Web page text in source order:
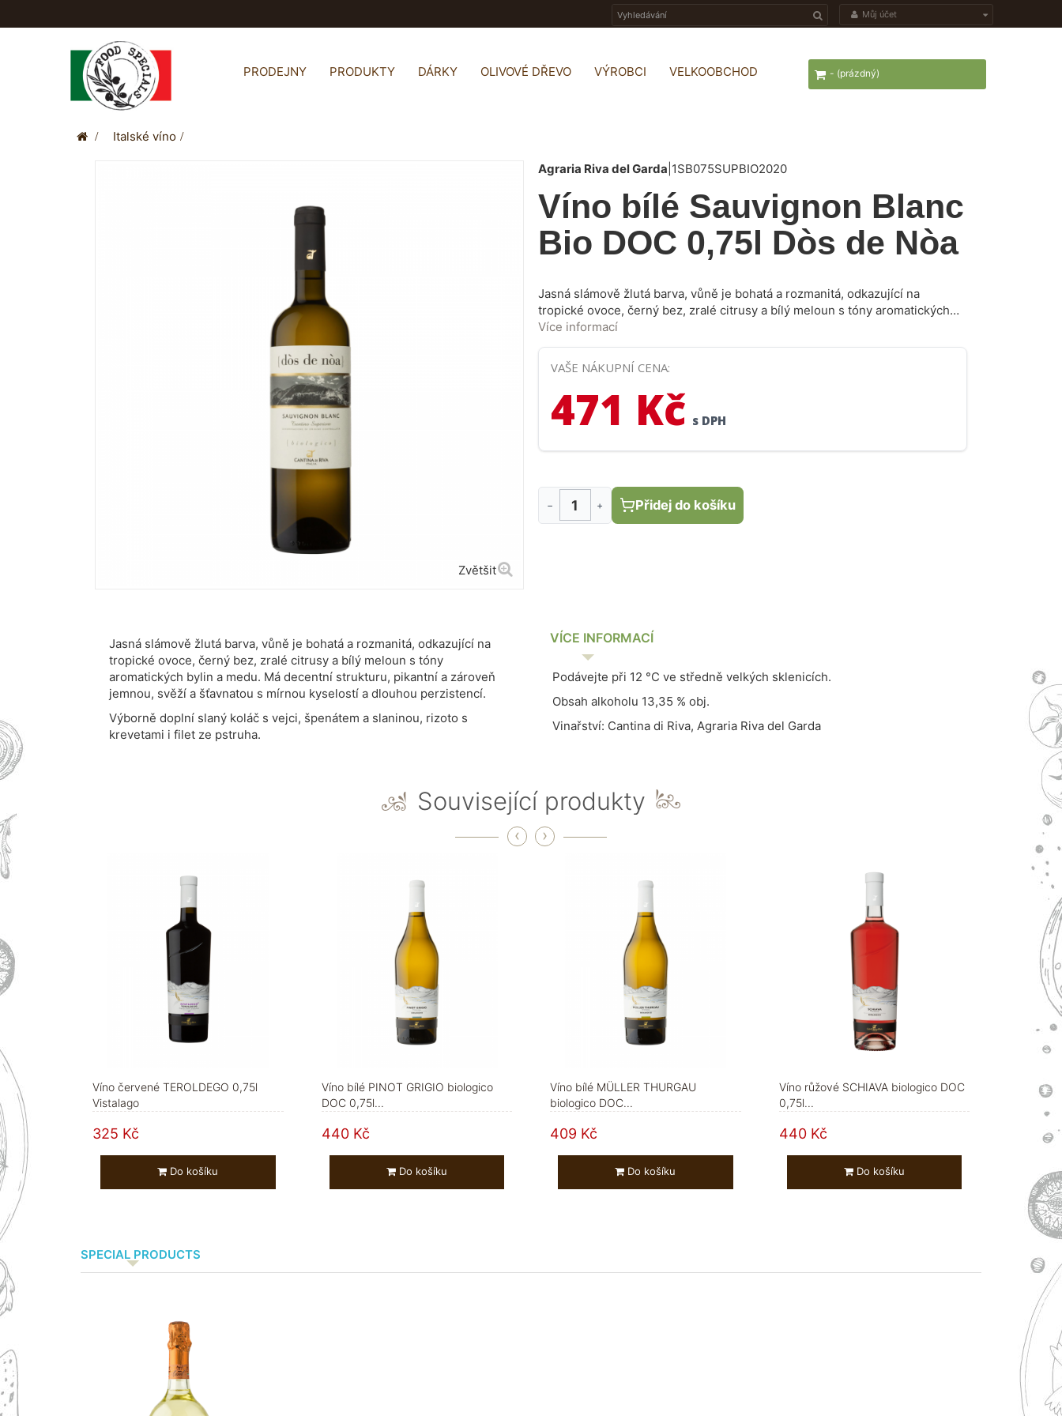
Můj účet
PRODEJNY PRODUKTY DÁRKY OLIVOVÉ DŘEVO VÝROBCI VELKOOBCHOD - (prázdný)
> Italské víno >
Zvětšit
Agraria Riva del Garda 1SB075SUPBIO2020
Víno bílé Sauvignon Blanc
Bio DOC 0,75l Dòs de Nòa
Jasná slámově žlutá barva, vůně je bohatá a rozmanitá, odkazující na
tropické ovoce, černý bez, zralé citrusy a bílý meloun s tóny aromatických
bylin a medu. Má decentní strukturu, pikantní a zároveň jemnou, svěží a
koláč s vejci, špenátem a slaninou, rizoto s krevetami i filet ze pstruha.
Více informací
VAŠE NÁKUPNÍ CENA:
471 Kč s DPH
− + Přidej do košíku
Jasná slámově žlutá barva, vůně je bohatá a rozmanitá, odkazující na
tropické ovoce, černý bez, zralé citrusy a bílý meloun s tóny
aromatických bylin a medu. Má decentní strukturu, pikantní a zároveň
jemnou, svěží a šťavnatou s mírnou kyselostí a dlouhou perzistencí.
Výborně doplní slaný koláč s vejci, špenátem a slaninou, rizoto s
krevetami i filet ze pstruha.
VÍCE INFORMACÍ
Podávejte při 12 °C ve středně velkých sklenicích.
Obsah alkoholu 13,35 % obj.
Vinařství: Cantina di Riva, Agraria Riva del Garda
Související produkty
‹ ›
Víno červené TEROLDEGO 0,75l
Vistalago
325 Kč
Do košíku
Víno bílé PINOT GRIGIO biologico
DOC 0,75l...
440 Kč
Do košíku
Víno bílé MÜLLER THURGAU
biologico DOC...
409 Kč
Do košíku
Víno růžové SCHIAVA biologico DOC
0,75l...
440 Kč
Do košíku
SPECIAL PRODUCTS